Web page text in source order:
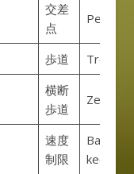
交差
点
歩道
Trotoar
横断
歩道
Zebra
速度
制限
Batas